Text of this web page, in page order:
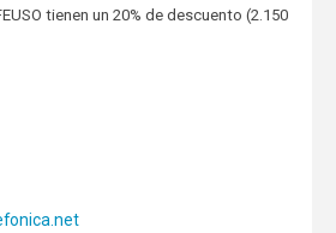
tienen un 20% de descuento (2.150